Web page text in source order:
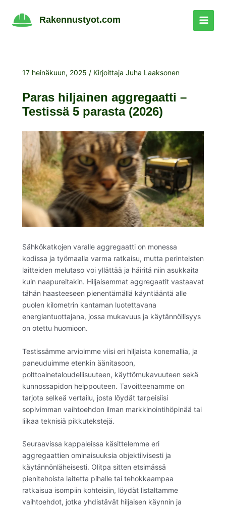
sisältöön
Rakennustyot.com
17 heinäkuun, 2025 / Kirjoittaja Juha Laaksonen
Paras hiljainen aggregaatti –
Testissä 5 parasta (2026)
Sähkökatkojen varalle aggregaatti on monessa
kodissa ja työmaalla varma ratkaisu, mutta perinteisten
laitteiden melutaso voi yllättää ja häiritä niin asukkaita
kuin naapureitakin. Hiljaisemmat aggregaatit vastaavat
tähän haasteeseen pienentämällä käyntiääntä alle
puolen kilometrin kantaman luotettavana
energiantuottajana, jossa mukavuus ja käytännöllisyys
on otettu huomioon.
Testissämme arvioimme viisi eri hiljaista konemallia, ja
paneuduimme etenkin äänitasoon,
polttoainetaloudellisuuteen, käyttömukavuuteen sekä
kunnossapidon helppouteen. Tavoitteenamme on
tarjota selkeä vertailu, josta löydät tarpeisiisi
sopivimman vaihtoehdon ilman markkinointihöpinää tai
liikaa teknisiä pikkutekstejä.
Seuraavissa kappaleissa käsittelemme eri
aggregaattien ominaisuuksia objektiivisesti ja
käytännönläheisesti. Olitpa sitten etsimässä
pienitehoista laitetta pihalle tai tehokkaampaa
ratkaisua isompiin kohteisiin, löydät listaltamme
vaihtoehdot, jotka yhdistävät hiljaisen käynnin ja